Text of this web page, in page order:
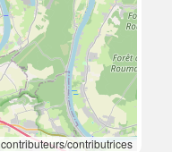
contributeurs/contributrices